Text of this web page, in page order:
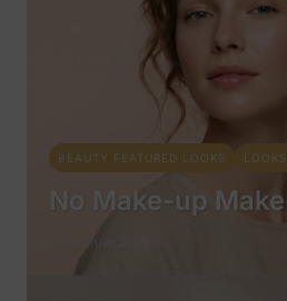
BEAUTY FEATURED LOOKS
No Make-up